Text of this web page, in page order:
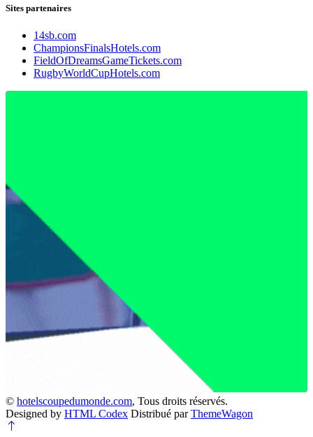
Sites partenaires
14sb.com
ChampionsFinalsHotels.com
FieldOfDreamsGameTickets.com
RugbyWorldCupHotels.com
© hotelscoupedumonde.com, Tous droits réservés.
Designed by HTML Codex Distribué parThemeWagon